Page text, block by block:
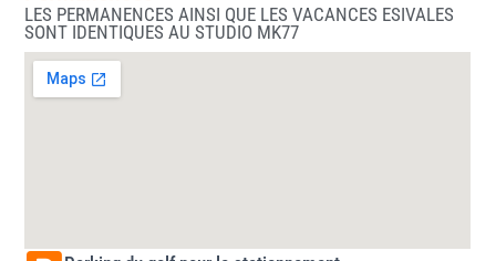
LES PERMANENCES AINSI QUE LES VACANCES ESIVALES
SONT IDENTIQUES AU STUDIO MK77